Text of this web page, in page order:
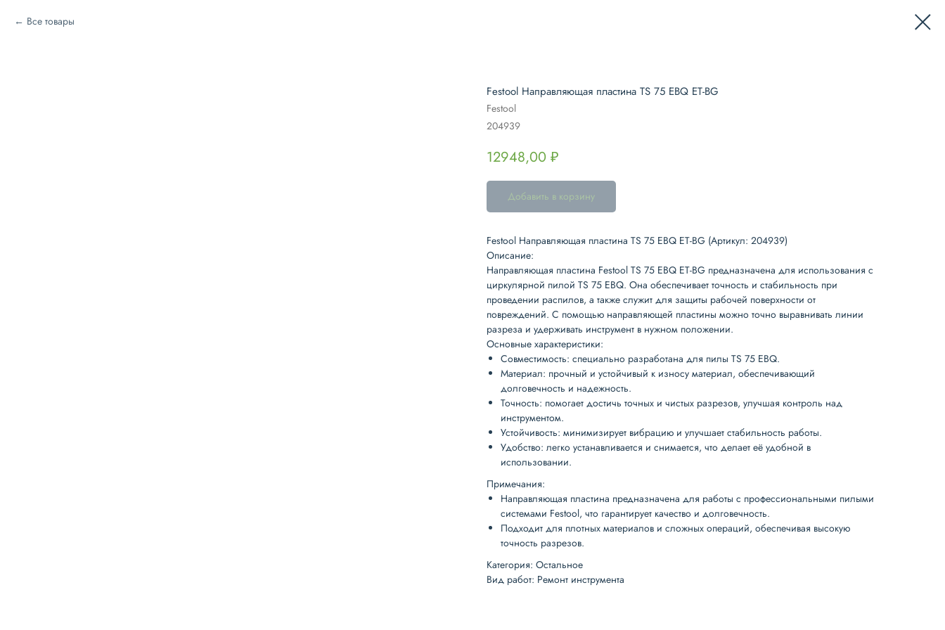
Все товары
Festool Направляющая пластина TS 75 EBQ ET-BG
Festool
204939
12948,00 ₽
Добавить в корзину
Festool Направляющая пластина TS 75 EBQ ET-BG (Артикул: 204939)
Описание:
Направляющая пластина Festool TS 75 EBQ ET-BG предназначена для использования с
циркулярной пилой TS 75 EBQ. Она обеспечивает точность и стабильность при
проведении распилов, а также служит для защиты рабочей поверхности от
повреждений. С помощью направляющей пластины можно точно выравнивать линии
разреза и удерживать инструмент в нужном положении.
Основные характеристики:
Совместимость: специально разработана для пилы TS 75 EBQ.
Материал: прочный и устойчивый к износу материал, обеспечивающий
долговечность и надежность.
Точность: помогает достичь точных и чистых разрезов, улучшая контроль над
инструментом.
Устойчивость: минимизирует вибрацию и улучшает стабильность работы.
Удобство: легко устанавливается и снимается, что делает её удобной в
использовании.
Примечания:
Направляющая пластина предназначена для работы с профессиональными пилыми
системами Festool, что гарантирует качество и долговечность.
Подходит для плотных материалов и сложных операций, обеспечивая высокую
точность разрезов.
Категория: Остальное
Вид работ: Ремонт инструмента